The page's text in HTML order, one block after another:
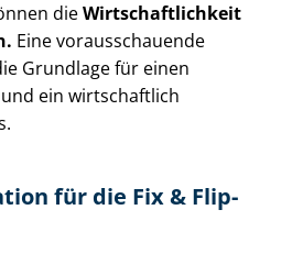
dieWirt­schaft­lich­keit
Eine vorausschauende
Grundlage für einen
ein wirtschaftlich
für die Fix & Flip-